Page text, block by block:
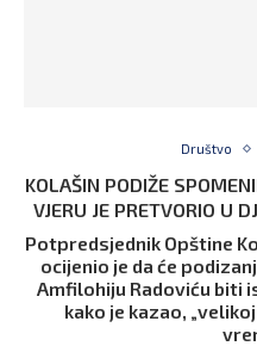
Društvo
KOLAŠIN PODIŽE
VJERU JE PRETVORIO U
Potpredsjednik Opštine
ocijenio je da će
Amfilohiju Radoviću biti
kako je kazao,